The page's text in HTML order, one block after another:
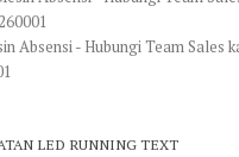
Absensi - Hubungi Team Sales
LED RUNNING TEXT